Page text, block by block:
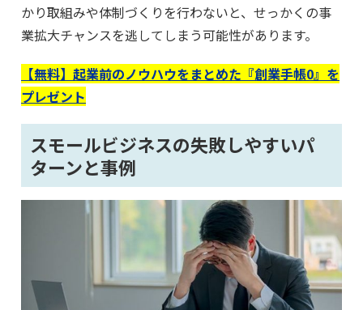
かり取組みや体制づくりを行わないと、せっかくの事
業拡大チャンスを逃してしまう可能性があります。
【無料】起業前のノウハウをまとめた『創業手帳0』を
プレゼント
スモールビジネスの失敗しやすいパ
ターンと事例